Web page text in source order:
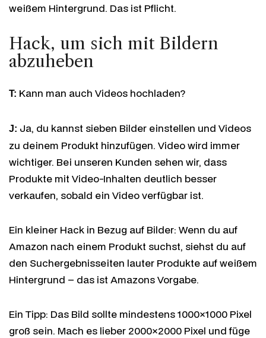
weißem Hintergrund. Das ist Pflicht.
Hack, um sich mit Bildern
abzuheben
T: Kann man auch Videos hochladen?
J: Ja, du kannst sieben Bilder einstellen und Videos
zu deinem Produkt hinzufügen. Video wird immer
wichtiger. Bei unseren Kunden sehen wir, dass
Produkte mit Video-Inhalten deutlich besser
verkaufen, sobald ein Video verfügbar ist.
Ein kleiner Hack in Bezug auf Bilder: Wenn du auf
Amazon nach einem Produkt suchst, siehst du auf
den Suchergebnisseiten lauter Produkte auf weißem
Hintergrund – das ist Amazons Vorgabe.
Ein Tipp: Das Bild sollte mindestens 1000×1000 Pixel
groß sein. Mach es lieber 2000×2000 Pixel und füge